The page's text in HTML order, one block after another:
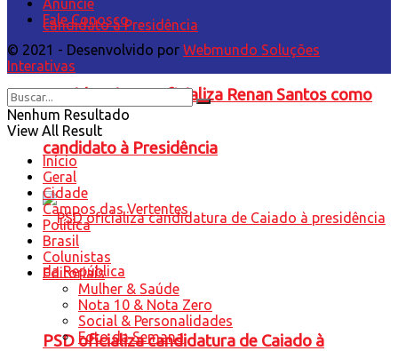
Partido Missão oficializa Renan Santos como
candidato à Presidência
PSD oficializa candidatura de Caiado à
Anuncie
Fale Conosco
© 2021 - Desenvolvido por Webmundo Soluções
Interativas
Nenhum Resultado
View All Result
Início
Geral
Cidade
Campos das Vertentes
Política
Brasil
Colunistas
Editoriais
Mulher & Saúde
Nota 10 & Nota Zero
Social & Personalidades
Foto da Semana